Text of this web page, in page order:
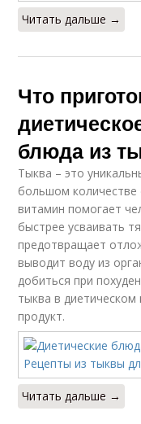
Читать дальше →
Что
блюда из
Тыква – это
большом количестве
витамин помогает
быстрее усваивать
предотвращает
выводит воду из
добиться при
тыква в
продукт.
Читать дальше →